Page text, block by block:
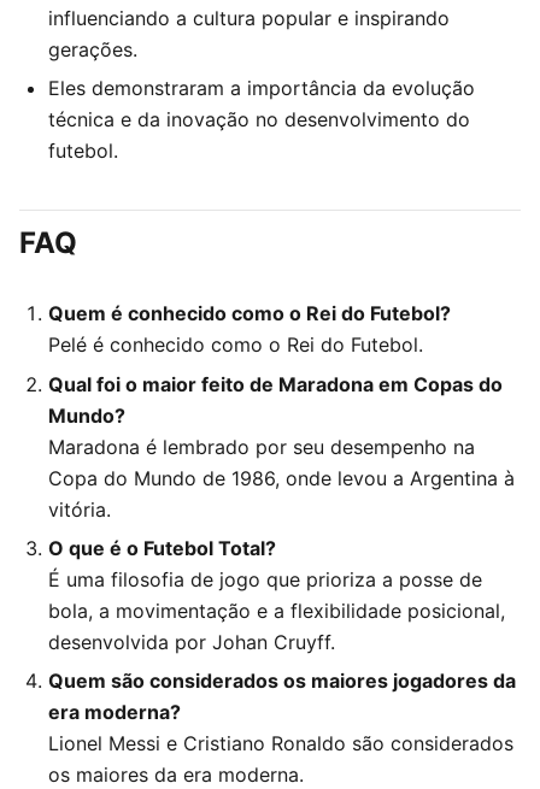
influenciando a cultura popular e inspirando
gerações.
Eles demonstraram a importância da evolução
técnica e da inovação no desenvolvimento do
futebol.
FAQ
Quem é conhecido como o Rei do Futebol?
Pelé é conhecido como o Rei do Futebol.
Qual foi o maior feito de Maradona em Copas do
Mundo?
Maradona é lembrado por seu desempenho na
Copa do Mundo de 1986, onde levou a Argentina à
vitória.
O que é o Futebol Total?
É uma filosofia de jogo que prioriza a posse de
bola, a movimentação e a flexibilidade posicional,
desenvolvida por Johan Cruyff.
Quem são considerados os maiores jogadores da
era moderna?
Lionel Messi e Cristiano Ronaldo são considerados
os maiores da era moderna.